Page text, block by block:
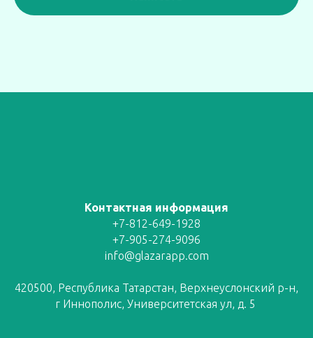
Контактная информация
+7-812-649-1928
+7-905-274-9096
info@glazarapp.com
420500, Республика Татарстан, Верхнеуслонский р-н,
г Иннополис, Университетская ул, д. 5